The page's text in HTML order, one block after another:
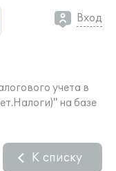
Вход
учета в
на базе
К списку